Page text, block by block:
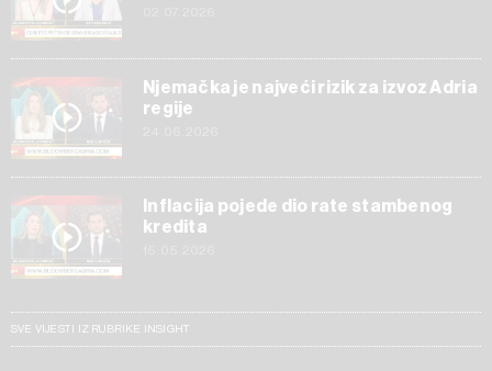
Njemačka je najveći rizik za izvoz Adria
regije
Inflacija pojede dio rate stambenog
kredita
SVE VIJESTI IZ RUBRIKE INSIGHT